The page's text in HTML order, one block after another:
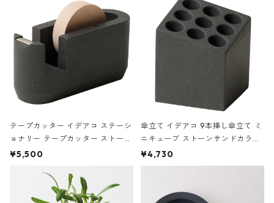
テープカッター イデアコ ステーシ
ョナリー テープカッター ストーン
サンドカラー 石調 ideaco Station
¥5,500
傘立て イデアコ 9本挿し傘立て ミ
ニキューブ ストーンサンドカラー
石調 ideaco Umbrella Stand CUB
E ストーンサンドブラック
¥4,730